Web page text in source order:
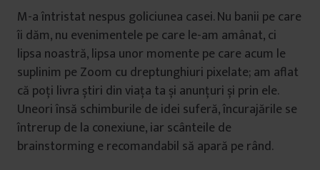
M-a întristat nespus goliciunea casei. Nu banii pe care
îi dăm, nu evenimentele pe care le-am amânat, ci
lipsa noastră, lipsa unor momente pe care acum le
suplinim pe Zoom cu dreptunghiuri pixelate; am aflat
că poți livra știri din viața ta și anunțuri și prin ele.
Uneori însă schimburile de idei suferă, încurajările se
întrerup de la conexiune, iar scânteile de
brainstorming e recomandabil să apară pe rând.